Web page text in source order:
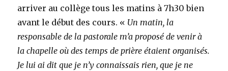
arriver au collège tous les matins à 7h30 bien
avant le début des cours. « Un matin, la
responsable de la pastorale m’a proposé de venir à
la chapelle où des temps de prière étaient organisés.
Je lui ai dit que je n’y connaissais rien, que je ne